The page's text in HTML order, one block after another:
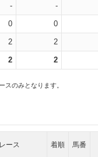
- -
0 0
2 2
2 2
のみとなります。
レース 着順 馬番